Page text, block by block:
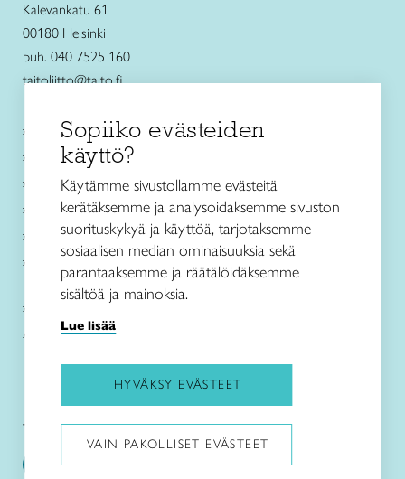
Kalevankatu 61
00180 Helsinki
puh. 040 7525 160
taitoliitto@taito.fi
Käsityökurssit ja koulutus
Ajankohtaista
Käsityöohjeet
Me olemme Taito
Paikallinen toiminta
Verkkokaupat
Kirjaudu Arviin
Kirjaudu Taitocampukseen
Taitoliitto: Taito-lehti:
Sopiiko evästeiden
käyttö?
Käytämme sivustollamme evästeitä
kerätäksemme ja analysoidaksemme sivuston
suorituskykyä ja käyttöä, tarjotaksemme
sosiaalisen median ominaisuuksia sekä
parantaaksemme ja räätälöidäksemme
sisältöä ja mainoksia.
Lue lisää
HYVÄKSY EVÄSTEET
VAIN PAKOLLISET EVÄSTEET